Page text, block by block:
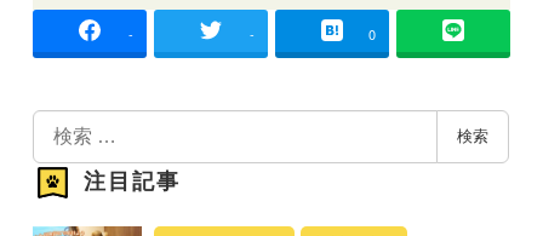
- - 0
検
索
検索
注目記事